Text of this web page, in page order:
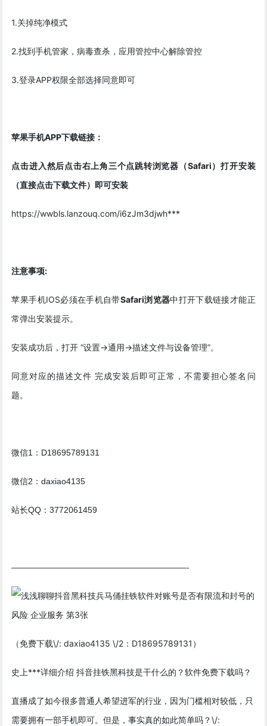
1.关掉纯净模式
2.找到手机管家，病毒查杀，应用管控中心解除管控
3.登录APP权限全部选择同意即可
苹果手机APP下载链接：
点击进入然后点击右上角三个点跳转浏览器（Safari）打开安装
（直接点击下载文件）即可安装
https://wwbls.lanzouq.com/i6zJm3djwh***
注意事项:
苹果手机IOS必须在手机自带Safari浏览器中打开下载链接才能正
常弹出安装提示。
安装成功后，打开 “设置->通用->描述文件与设备管理”。
同意对应的描述文件 完成安装后即可正常，不需要担心签名问
题。
微信1：D18695789131
微信2：daxiao4135
站长QQ：3772061459
—————————————————————-
（免费下载\/: daxiao4135 \/2：D18695789131）
史上***详细介绍 抖音挂铁黑科技是干什么的？软件免费下载吗？
直播成了如今很多普通人希望进军的行业，因为门槛相对较低，只
需要拥有一部手机即可。但是，事实真的如此简单吗？\/: